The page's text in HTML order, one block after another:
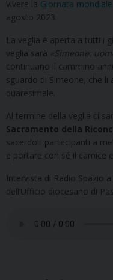
vivere la Giornata
agosto 2023.
La veglia è aperta a tutti i
veglia sarà «Simeone:
continuano il cammino
sguardo di Simeone, che
quaresimale.
Al termine della veglia ci
Sacramento della
sacerdoti partecipanti a
e portare con sé il camice
Intervista di Radio Spazio
dell’Ufficio diocesano di